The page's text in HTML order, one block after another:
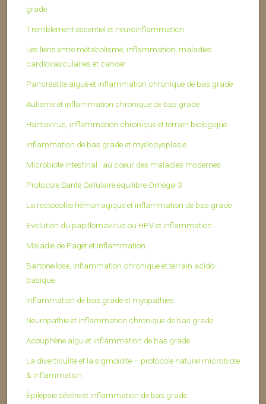
grade
Tremblement essentiel et neuroinflammation
Les liens entre métabolisme, inflammation, maladies
cardiovasculaires et cancer
Pancréatite aiguë et inflammation chronique de bas grade
Autisme et inflammation chronique de bas grade
Hantavirus, inflammation chronique et terrain biologique
Inflammation de bas grade et myélodysplasie
Microbiote intestinal : au cœur des maladies modernes
Protocole Santé Cellulaire équilibre Oméga-3
La rectocolite hémorragique et inflammation de bas grade
Evolution du papillomavirus ou HPV et inflammation
Maladie de Paget et inflammation
Bartonellose, inflammation chronique et terrain acido-
basique
Inflammation de bas grade et myopathies
Neuropathie et inflammation chronique de bas grade
Acouphène aigu et inflammation de bas grade
La diverticulite et la sigmoïdite – protocole naturel microbiote
& inflammation
Épilepsie sévère et inflammation de bas grade